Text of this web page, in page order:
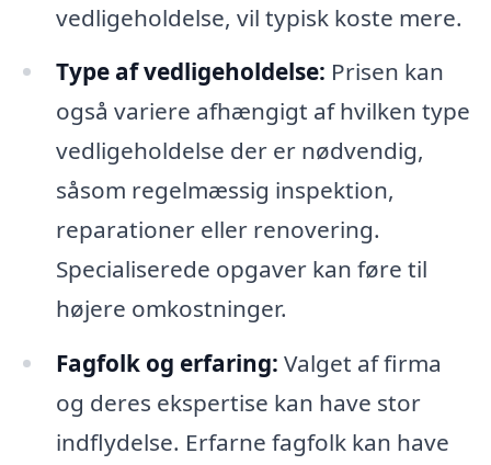
vedligeholdelse, vil typisk koste mere.
Type af vedligeholdelse: Prisen kan
også variere afhængigt af hvilken type
vedligeholdelse der er nødvendig,
såsom regelmæssig inspektion,
reparationer eller renovering.
Specialiserede opgaver kan føre til
højere omkostninger.
Fagfolk og erfaring: Valget af firma
og deres ekspertise kan have stor
indflydelse. Erfarne fagfolk kan have